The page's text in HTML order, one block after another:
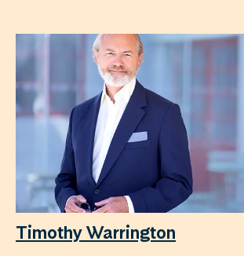
Timothy Warrington